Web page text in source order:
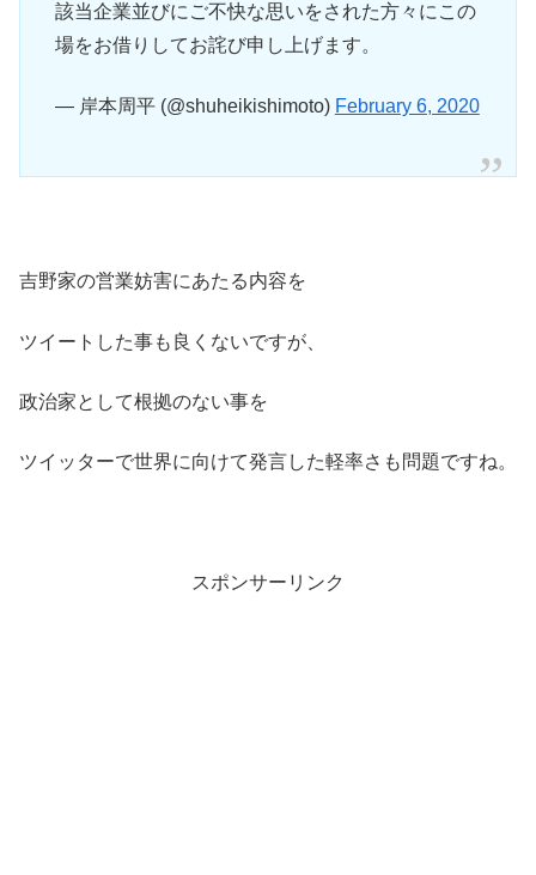
該当企業並びにご不快な思いをされた方々にこの
場をお借りしてお詫び申し上げます。
— 岸本周平 (@shuheikishimoto) February 6, 2020
吉野家の営業妨害にあたる内容を
ツイートした事も良くないですが、
政治家として根拠のない事を
ツイッターで世界に向けて発言した軽率さも問題ですね。
スポンサーリンク